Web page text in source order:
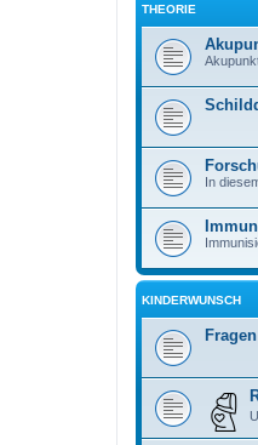
THEORIE
In
KINDERWUNSCH